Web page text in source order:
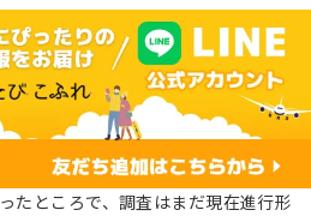
たところで、調査はまだ現在進行形